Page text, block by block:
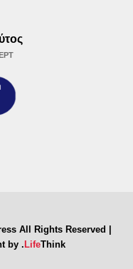
All Rights Reserved |
by . LifeThink